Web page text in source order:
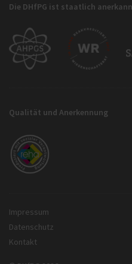
Die DHfPG ist staatlich
Qualität und Anerkennung
Impressum
Datenschutz
Kontakt